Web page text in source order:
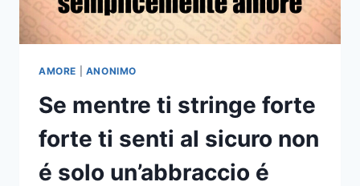
AMORE ANONIMO
Se mentre ti stringe forte
forte ti senti al sicuro non
é solo un’abbraccio é